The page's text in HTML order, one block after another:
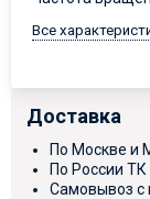
Все
Доставка
По Москве и
По России
Самовывоз с